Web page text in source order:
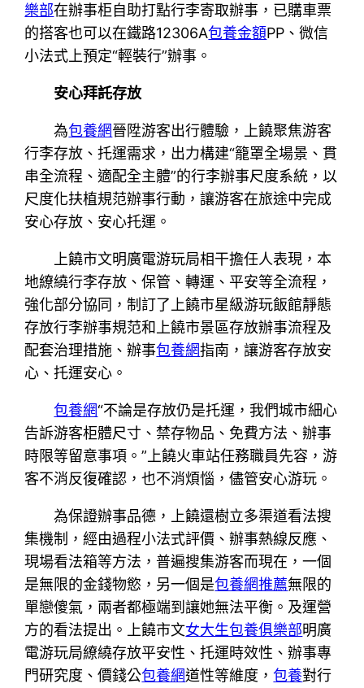
樂部在辦事柜自助打點行李寄取辦事，已購車票
的搭客也可以在鐵路12306A包養金額PP、微信
小法式上預定“輕裝行”辦事。
安心拜託存放
為包養網晉陞游客出行體驗，上饒聚焦游客
行李存放、托運需求，出力構建“籠罩全場景、貫
串全流程、適配全主體”的行李辦事尺度系統，以
尺度化扶植規范辦事行動，讓游客在旅途中完成
安心存放、安心托運。
上饒市文明廣電游玩局相干擔任人表現，本
地繚繞行李存放、保管、轉運、平安等全流程，
強化部分協同，制訂了上饒市星級游玩飯館靜態
存放行李辦事規范和上饒市景區存放辦事流程及
配套治理措施、辦事包養網指南，讓游客存放安
心、托運安心。
包養網“不論是存放仍是托運，我們城市細心
告訴游客柜體尺寸、禁存物品、免費方法、辦事
時限等留意事項。”上饒火車站任務職員先容，游
客不消反復確認，也不消煩惱，儘管安心游玩。
為保證辦事品德，上饒還樹立多渠道看法搜
集機制，經由過程小法式評價、辦事熱線反應、
現場看法箱等方法，普遍搜集游客而現在，一個
是無限的金錢物慾，另一個是包養網推薦無限的
單戀傻氣，兩者都極端到讓她無法平衡。及運營
方的看法提出。上饒市文女大生包養俱樂部明廣
電游玩局繚繞存放平安性、托運時效性、辦事專
門研究度、價錢公包養網道性等維度，包養對行